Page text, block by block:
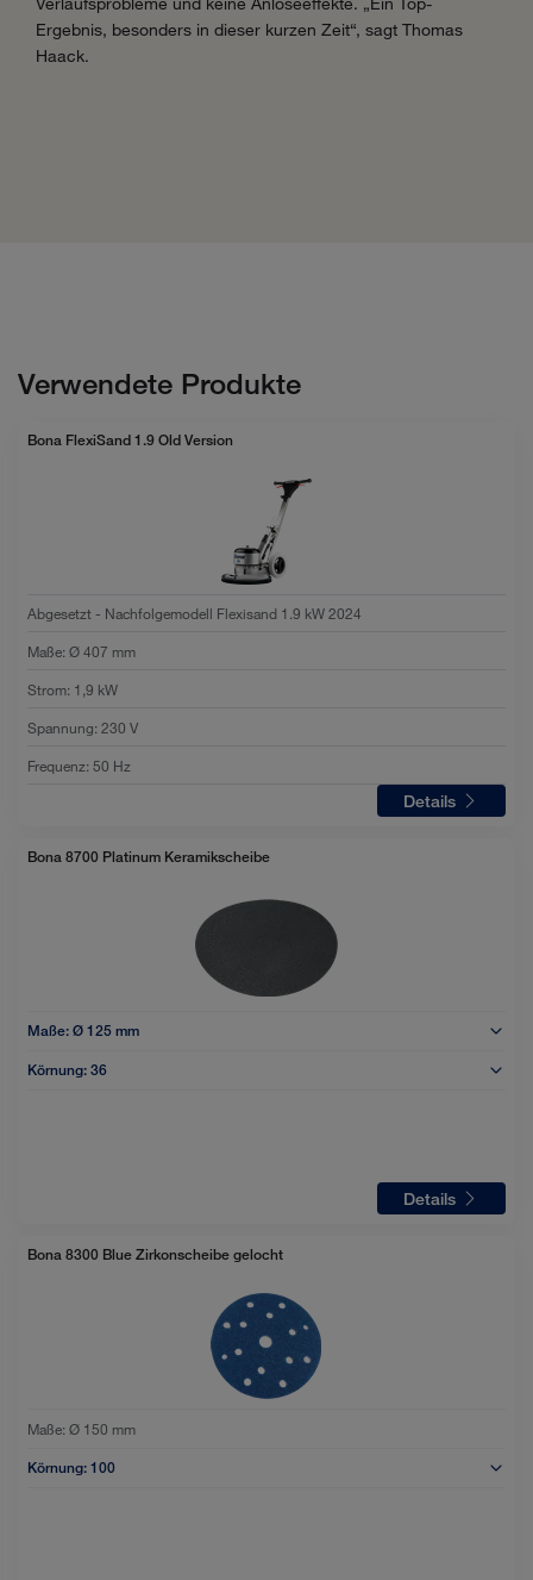
Ergebnis, besonders in dieser kurzen Zeit“, sagt Thomas
Haack.
Verwendete Produkte
Bona FlexiSand 1.9 Old Version
Abgesetzt - Nachfolgemodell Flexisand 1.9 kW 2024
Maße:Ø 407 mm
Strom: 1,9 kW
Spannung:230 V
Frequenz:50 Hz
Details
Bona 8700 Platinum Keramikscheibe
Maße: Ø 125 mm
Körnung: 36
Details
Bona 8300 Blue Zirkonscheibe gelocht
Maße: Ø 150 mm
Körnung: 100